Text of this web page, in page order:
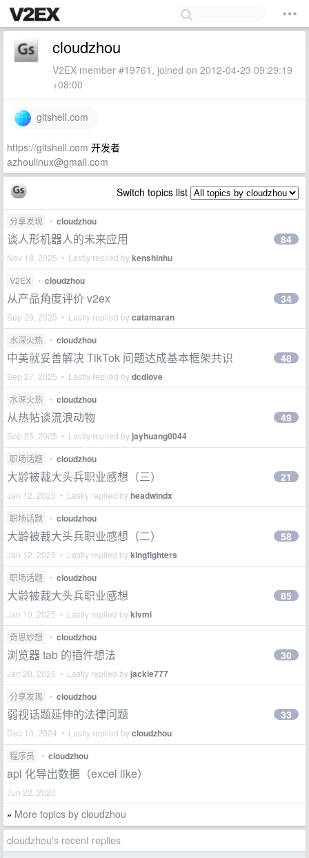
cloudzhou
V2EX member #19761, joined on 2012-04-23 09:29:19
+08:00
gitshell.com
https://gitshell.com 开发者
azhoulinux@gmail.com
Switch topics list
分享发现 • cloudzhou
谈人形机器人的未来应用
Nov 18, 2025 • Lastly replied bykenshinhu
84
V2EX • cloudzhou
从产品角度评价 v2ex
Sep 29, 2025 • Lastly replied bycatamaran
34
水深火热 • cloudzhou
中美就妥善解决 TikTok 问题达成基本框架共识
Sep 27, 2025 • Lastly replied bydcdlove
48
水深火热 • cloudzhou
从热帖谈流浪动物
Sep 25, 2025 • Lastly replied by jayhuang0044
49
职场话题 • cloudzhou
大龄被裁大头兵职业感想（三）
Jan 12, 2025 • Lastly replied byheadwindx
21
职场话题 • cloudzhou
大龄被裁大头兵职业感想（二）
Jan 12, 2025 • Lastly replied bykingfighters
58
职场话题 • cloudzhou
大龄被裁大头兵职业感想
Jan 10, 2025 • Lastly replied bykivmi
85
奇思妙想 • cloudzhou
浏览器 tab 的插件想法
Jan 20, 2025 • Lastly replied by jackie777
30
分享发现 • cloudzhou
弱视话题延伸的法律问题
Dec 10, 2024 • Lastly replied bycloudzhou
33
程序员 • cloudzhou
api 化导出数据（excel like）
Jun 22, 2020
» More topics by cloudzhou
cloudzhou's recent replies